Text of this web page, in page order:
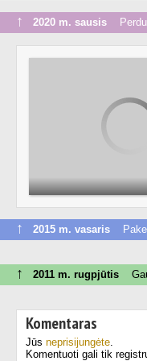
↑ 2020 m. sausis
↑ 2015 m. vasaris
↑ 2011 m. rugpjūtis
Komentaras
Jūs neprisijungėte.
Komentuoti gali tik